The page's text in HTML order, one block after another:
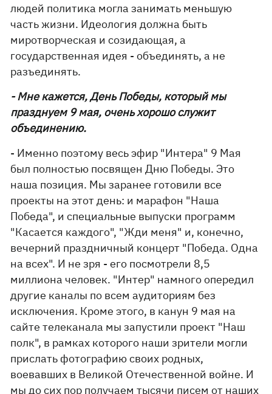
людей политика могла занимать меньшую
часть жизни. Идеология должна быть
миротворческая и созидающая, а
государственная идея - объединять, а не
разъединять.
- Мне кажется, День Победы, который мы
празднуем 9 мая, очень хорошо служит
объединению.
- Именно поэтому весь эфир "Интера" 9 Мая
был полностью посвящен Дню Победы. Это
наша позиция. Мы заранее готовили все
проекты на этот день: и марафон "Наша
Победа", и специальные выпуски программ
"Касается каждого", "Жди меня" и, конечно,
вечерний праздничный концерт "Победа. Одна
на всех". И не зря - его посмотрели 8,5
миллиона человек. "Интер" намного опередил
другие каналы по всем аудиториям без
исключения. Кроме этого, в канун 9 мая на
сайте телеканала мы запустили проект "Наш
полк", в рамках которого наши зрители могли
прислать фотографию своих родных,
воевавших в Великой Отечественной войне. И
мы до сих пор получаем тысячи писем от наших